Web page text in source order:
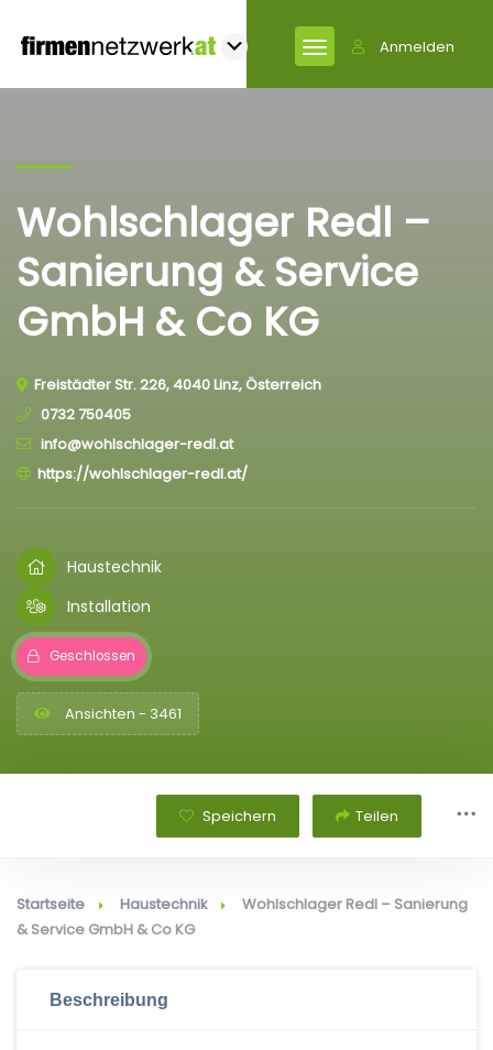
Anmelden
Wohlschlager Redl –
Sanierung & Service
GmbH & Co KG
Freistädter Str. 226, 4040 Linz, Österreich
0732 750405
info@wohlschlager-redl.at
https://wohlschlager-redl.at/
Haustechnik
Installation
Geschlossen
Ansichten - 3461
Speichern Teilen
Startseite Haustechnik
Wohlschlager Redl – Sanierung
& Service GmbH & Co KG
Beschreibung